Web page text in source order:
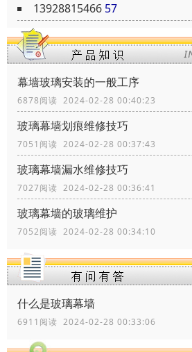
13928815466 57
幕墙玻璃安装的一般工序
6878阅读 2024-02-28 00:40:23
玻璃幕墙划痕维修技巧
7051阅读 2024-02-28 00:37:43
玻璃幕墙漏水维修技巧
7027阅读 2024-02-28 00:36:41
玻璃幕墙的玻璃维护
7052阅读 2024-02-28 00:34:10
什么是玻璃幕墙
6911阅读 2024-02-28 00:33:06